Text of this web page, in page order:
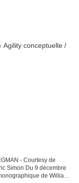
- Courtesy de
de William